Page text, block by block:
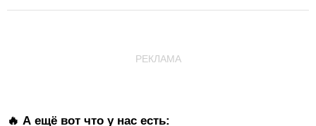
РЕКЛАМА
🔥 А ещё вот что у нас есть: